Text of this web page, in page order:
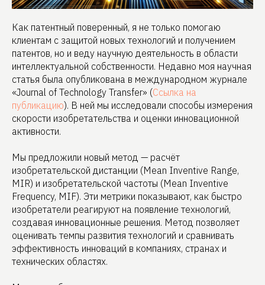
Как патентный поверенный, я не только помогаю
клиентам с защитой новых технологий и получением
патентов, но и веду научную деятельность в области
интеллектуальной собственности. Недавно моя научная
статья была опубликована в международном журнале
«Journal of Technology Transfer» (Ссылка на
публикацию). В ней мы исследовали способы измерения
скорости изобретательства и оценки инновационной
активности.
Мы предложили новый метод — расчёт
изобретательской дистанции (Mean Inventive Range,
MIR) и изобретательской частоты (Mean Inventive
Frequency, MIF). Эти метрики показывают, как быстро
изобретатели реагируют на появление технологий,
создавая инновационные решения. Метод позволяет
оценивать темпы развития технологий и сравнивать
эффективность инноваций в компаниях, странах и
технических областях.